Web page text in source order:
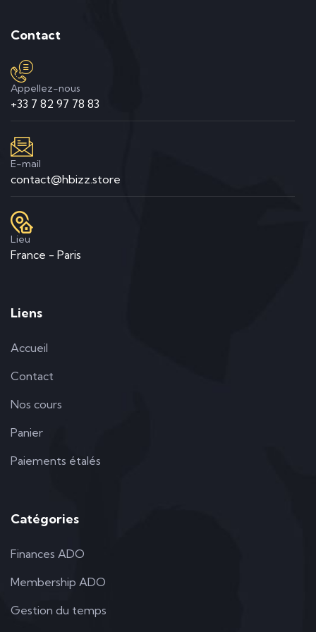
Contact
Appellez-nous
+33 7 82 97 78 83
E-mail
contact@hbizz.store
Lieu
France - Paris
Liens
Accueil
Contact
Nos cours
Panier
Paiements étalés
Catégories
Finances ADO
Membership ADO
Gestion du temps